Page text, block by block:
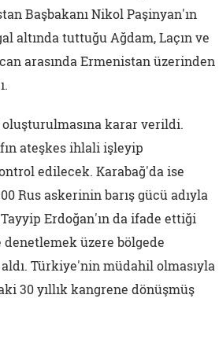
Başbakanı Nikol Paşinyan'ın
altında tuttuğu Ağdam, Laçın ve
arasında Ermenistan üzerinden
karar verildi.
ateşkes ihlali işleyip
edilecek. Karabağ'da ise
Rus askerinin barış gücü adıyla
Erdoğan'ın da ifade ettiği
denetlemek üzere bölgede
Türkiye'nin müdahil olmasıyla
30 yıllık kangrene dönüşmüş